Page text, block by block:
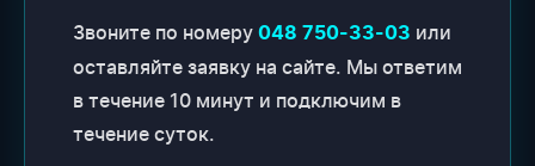
Звоните по номеру 048 750-33-03 или
оставляйте заявку на сайте. Мы ответим
в течение 10 минут и подключим в
течение суток.